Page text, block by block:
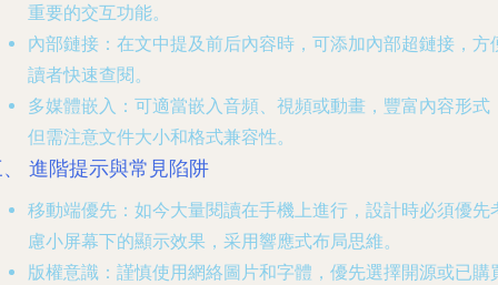
重要的交互功能。
內部鏈接 ：在文中提及前后內容時，可添加內部超鏈接，方
讀者快速查閱。
多媒體嵌入 ：可適當嵌入音頻、視頻或動畫，豐富內容形式
但需注意文件大小和格式兼容性。
進階提示與常見陷阱
移動端優先 ：如今大量閱讀在手機上進行，設計時必須優先
慮小屏幕下的顯示效果，采用響應式布局思維。
版權意識 ：謹慎使用網絡圖片和字體，優先選擇開源或已購